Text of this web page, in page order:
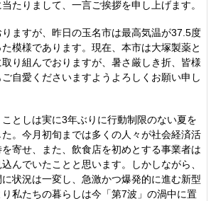
たりまして、一言ご挨拶を申し上げます。
ますが、昨日の玉名市は最高気温が37.5度
模様であります。現在、本市は大塚製薬と
り組んでおりますが、暑さ厳しき折、皆様
自愛くださいますようよろしくお願い申し
としは実に3年ぶりに行動制限のない夏を
。今月初旬までは多くの人々が社会経済活
寄せ、また、飲食店を初めとする事業者は
んでいたことと思います。しかしながら、
状況は一変し、急激かつ爆発的に進む新型
私たちの暮らしは今「第7波」の渦中に置